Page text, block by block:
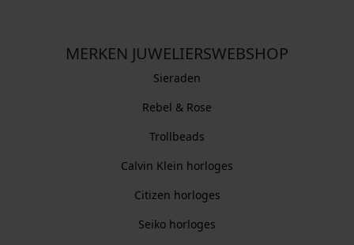
MERKEN JUWELIERSWEBSHOP
Sieraden
Rebel & Rose
Trollbeads
Calvin Klein horloges
Citizen horloges
Seiko horloges